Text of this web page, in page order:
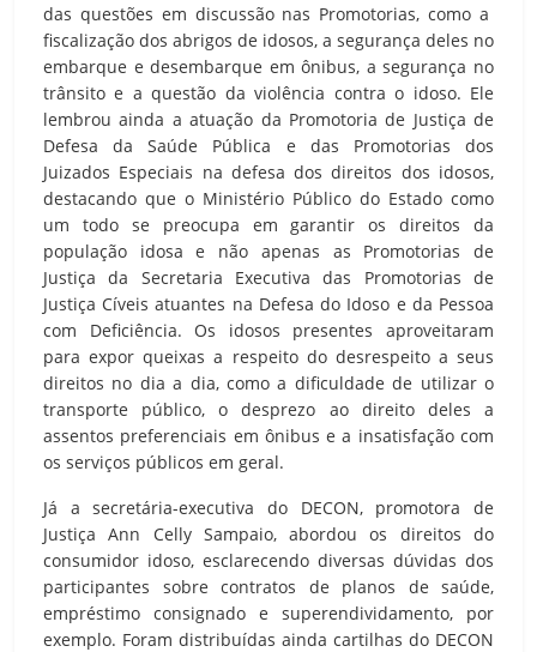
das questões em discussão nas Promotorias, como a
fiscalização dos abrigos de idosos, a segurança deles no
embarque e desembarque em ônibus, a segurança no
trânsito e a questão da violência contra o idoso. Ele
lembrou ainda a atuação da Promotoria de Justiça de
Defesa da Saúde Pública e das Promotorias dos
Juizados Especiais na defesa dos direitos dos idosos,
destacando que o Ministério Público do Estado como
um todo se preocupa em garantir os direitos da
população idosa e não apenas as Promotorias de
Justiça da Secretaria Executiva das Promotorias de
Justiça Cíveis atuantes na Defesa do Idoso e da Pessoa
com Deficiência. Os idosos presentes aproveitaram
para expor queixas a respeito do desrespeito a seus
direitos no dia a dia, como a dificuldade de utilizar o
transporte público, o desprezo ao direito deles a
assentos preferenciais em ônibus e a insatisfação com
os serviços públicos em geral.
Já a secretária-executiva do DECON, promotora de
Justiça Ann Celly Sampaio, abordou os direitos do
consumidor idoso, esclarecendo diversas dúvidas dos
participantes sobre contratos de planos de saúde,
empréstimo consignado e superendividamento, por
exemplo. Foram distribuídas ainda cartilhas do DECON